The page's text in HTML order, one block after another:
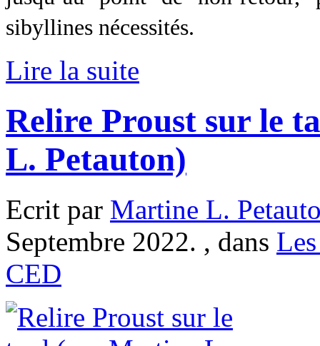
sibyllines nécessités.
Lire la suite
Relire Proust sur le
L. Petauton)
Ecrit par Martine L.
Septembre 2022. , dans
CED